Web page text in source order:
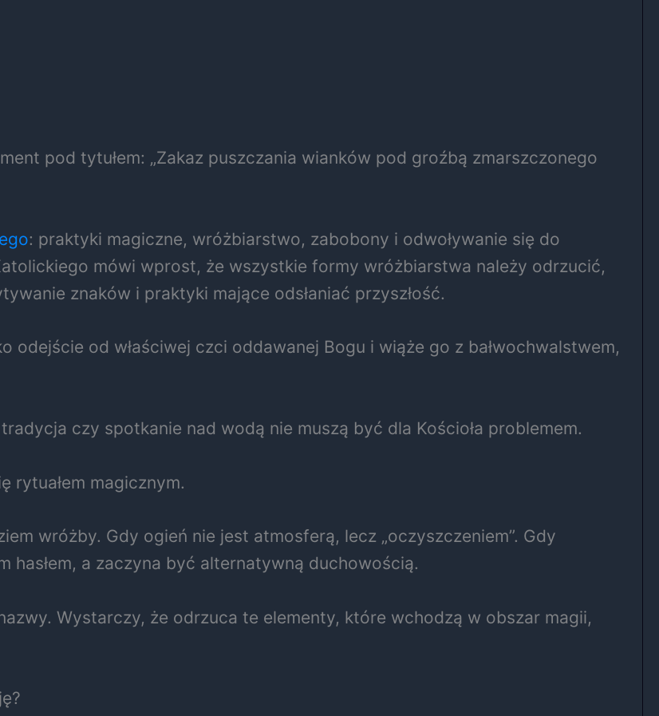
pod tytułem: „Zakaz puszczania wianków pod groźbą zmarszczonego
: praktyki magiczne, wróżbiarstwo, zabobony i odwoływanie się do
mówi wprost, że wszystkie formy wróżbiarstwa należy odrzucić,
znaków i praktyki mające odsłaniać przyszłość.
odejście od właściwej czci oddawanej Bogu i wiąże go z bałwochwalstwem,
czy spotkanie nad wodą nie muszą być dla Kościoła problemem.
rytuałem magicznym.
wróżby. Gdy ogień nie jest atmosferą, lecz „oczyszczeniem”. Gdy
hasłem, a zaczyna być alternatywną duchowością.
Wystarczy, że odrzuca te elementy, które wchodzą w obszar magii,